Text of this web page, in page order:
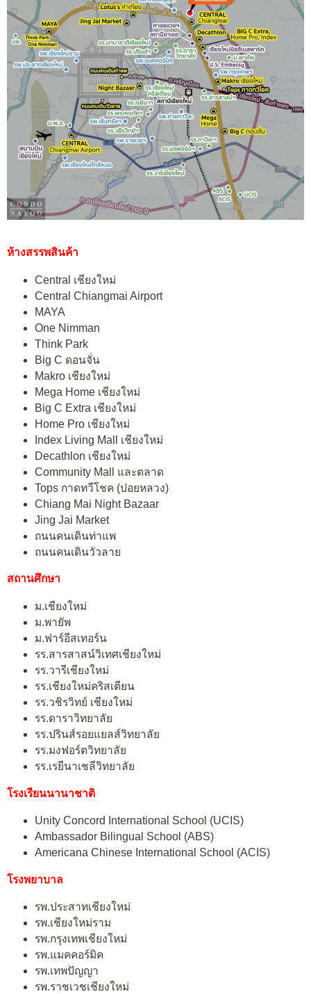
ห้างสรรพสินค้า
Central เชียงใหม่
Central Chiangmai Airport
MAYA
One Nimman
Think Park
Big C ดอนจั่น
Makro เชียงใหม่
Mega Home เชียงใหม่
Big C Extra เชียงใหม่
Home Pro เชียงใหม่
Index Living Mall เชียงใหม่
Decathlon เชียงใหม่
Community Mall และตลาด
Tops กาดทวีโชค (ปอยหลวง)
Chiang Mai Night Bazaar
Jing Jai Market
ถนนคนเดินท่าแพ
ถนนคนเดินวัวลาย
สถานศึกษา
ม.เชียงใหม่
ม.พายัพ
ม.ฟาร์อีสเทอร์น
รร.สารสาสน์วิเทศเชียงใหม่
รร.วารีเชียงใหม่
รร.เชียงใหม่คริสเตียน
รร.วชิรวิทย์ เชียงใหม่
รร.ดาราวิทยาลัย
รร.ปรินส์รอยแยลส์วิทยาลัย
รร.มงฟอร์ตวิทยาลัย
รร.เรยีนาเชลีวิทยาลัย
โรงเรียนนานาชาติ
Unity Concord International School (UCIS)
Ambassador Bilingual School (ABS)
Americana Chinese International School (ACIS)
โรงพยาบาล
รพ.ประสาทเชียงใหม่
รพ.เชียงใหม่ราม
รพ.กรุงเทพเชียงใหม่
รพ.แมคคอร์มิค
รพ.เทพปัญญา
รพ.ราชเวชเชียงใหม่